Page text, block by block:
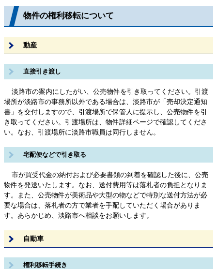
物件の権利移転について
動産
直接引き渡し
淡路市の案内にしたがい、公売物件を引き取ってください。引渡
場所が淡路市の事務所以外である場合は、淡路市が「売却決定通知
書」を交付しますので、引渡場所で保管人に提示し、公売物件を引
き取ってください。引渡場所は、物件詳細ページで確認してくださ
い。なお、引渡場所に淡路市職員は同行しません。
宅配便などで引き取る
市が買受代金の納付および必要書類の到着を確認した後に、公売
物件を発送いたします。なお、送付費用等は落札者の負担となりま
す。また、公売物件が美術品や大型の物などで特別な送付方法が必
要な場合は、落札者の方で業者を手配していただく場合がありま
す。あらかじめ、淡路市へ相談をお願いします。
自動車
権利移転手続き